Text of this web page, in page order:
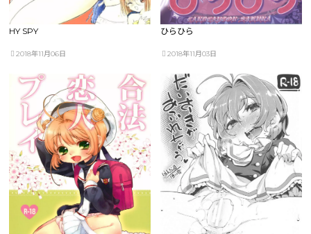
HY SPY
2018年11月06日
ひらひら
2018年11月03日